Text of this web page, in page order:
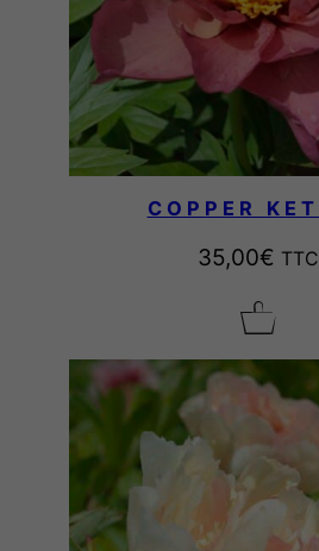
COPPER
35,00€ TTC